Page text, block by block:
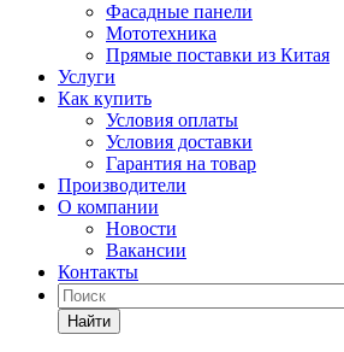
Фасадные панели
Мототехника
Прямые поставки из Китая
Услуги
Как купить
Условия оплаты
Условия доставки
Гарантия на товар
Производители
О компании
Новости
Вакансии
Контакты
Найти